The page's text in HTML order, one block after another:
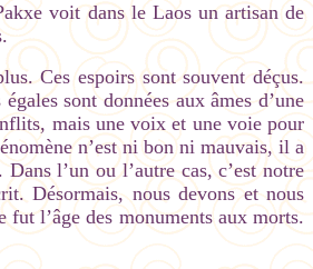
voit dans le Laos un artisan de
Ces espoirs sont souvent déçus.
sont données aux âmes d’une
mais une voix et une voie pour
n’est ni bon ni mauvais, il a
l’un ou l’autre cas, c’est notre
Désormais, nous devons et nous
l’âge des monuments aux morts.